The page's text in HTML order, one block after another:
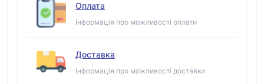
Оплата
Інформація про можливості оплати
Доставка
Інформація про можливості доставки